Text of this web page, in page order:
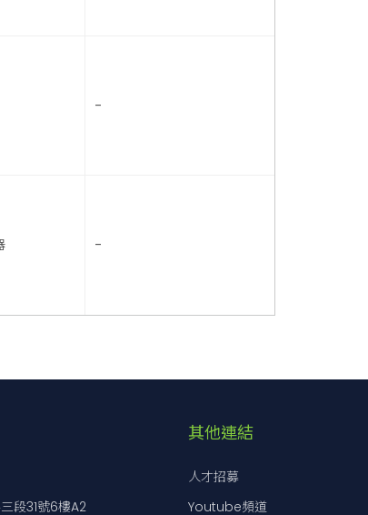
-
-
段31號6樓A2
其他連結
人才招募
Youtube頻道